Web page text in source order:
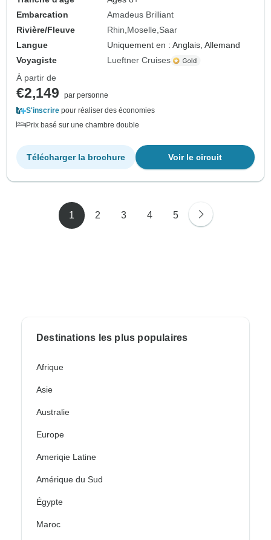
Embarcation
Amadeus Brilliant
Rivière/Fleuve
Rhin Moselle Saar
Langue
Uniquement en : Anglais, Allemand
Voyagiste
Lueftner Cruises
À partir de
€2,149
par personne
S'inscrire pour réaliser des économies
Prix basé sur une chambre double
Voir le circuit
Télécharger la brochure
1 2 3 4 5
Destinations les plus populaires
Afrique
Asie
Australie
Europe
Ameriqie Latine
Amérique du Sud
Égypte
Maroc